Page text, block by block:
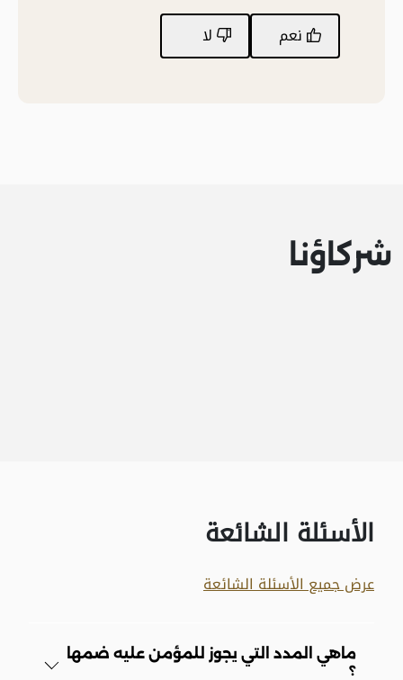
نعم لا
شركاؤنا
الأسئلة الشائعة
عرض جميع الأسئلة الشائعة
ماهي المدد التي يجوز للمؤمن عليه ضمها
؟